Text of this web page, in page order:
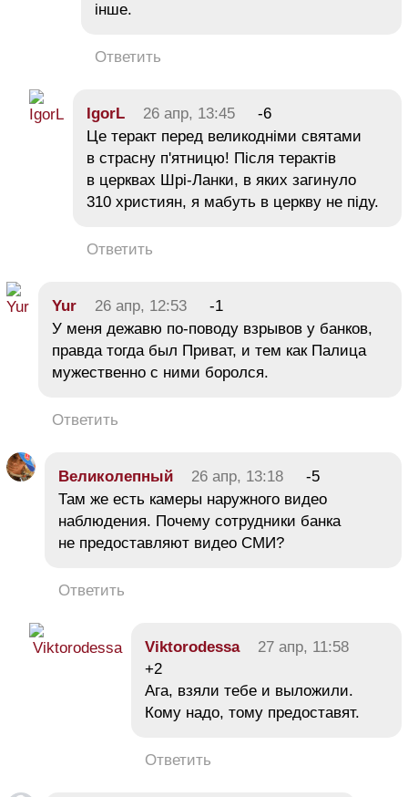
інше.
Ответить
IgorL 26 апр, 13:45
-6
Це теракт перед великодніми святами
в страсну п'ятницю! Після терактів
в церквах Шрі-Ланки, в яких загинуло
310 християн, я мабуть в церкву не піду.
Ответить
Yur 26 апр, 12:53
-1
У меня дежавю по-поводу взрывов у банков,
правда тогда был Приват, и тем как Палица
мужественно с ними боролся.
Ответить
Великолепный 26 апр, 13:18
-5
Там же есть камеры наружного видео
наблюдения. Почему сотрудники банка
не предоставляют видео СМИ?
Ответить
Viktorodessa
27 апр, 11:58
+2
Ага, взяли тебе и выложили.
Кому надо, тому предоставят.
Ответить